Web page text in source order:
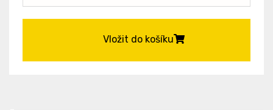
Vložit do košíku